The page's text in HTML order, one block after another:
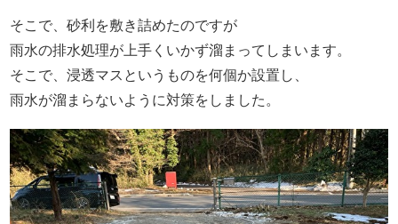
そこで、砂利を敷き詰めたのですが
雨水の排水処理が上手くいかず溜まってしまいます。
そこで、浸透マスというものを何個か設置し、
雨水が溜まらないように対策をしました。